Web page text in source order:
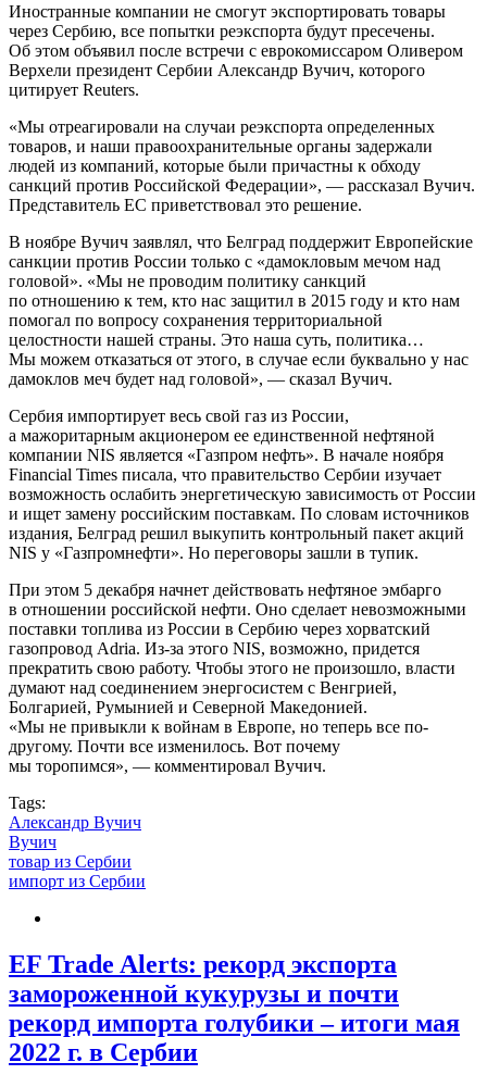
Иностранные компании не смогут экспортировать товары
через Сербию, все попытки реэкспорта будут пресечены.
Об этом объявил после встречи с еврокомиссаром Оливером
Верхели президент Сербии Александр Вучич, которого
цитирует Reuters.
«Мы отреагировали на случаи реэкспорта определенных
товаров, и наши правоохранительные органы задержали
людей из компаний, которые были причастны к обходу
санкций против Российской Федерации», — рассказал Вучич.
Представитель ЕС приветствовал это решение.
В ноябре Вучич заявлял, что Белград поддержит Европейские
санкции против России только с «дамокловым мечом над
головой». «Мы не проводим политику санкций
по отношению к тем, кто нас защитил в 2015 году и кто нам
помогал по вопросу сохранения территориальной
целостности нашей страны. Это наша суть, политика…
Мы можем отказаться от этого, в случае если буквально у нас
дамоклов меч будет над головой», — сказал Вучич.
Сербия импортирует весь свой газ из России,
а мажоритарным акционером ее единственной нефтяной
компании NIS является «Газпром нефть». В начале ноября
Financial Times писала, что правительство Сербии изучает
возможность ослабить энергетическую зависимость от России
и ищет замену российским поставкам. По словам источников
издания, Белград решил выкупить контрольный пакет акций
NIS у «Газпромнефти». Но переговоры зашли в тупик.
При этом 5 декабря начнет действовать нефтяное эмбарго
в отношении российской нефти. Оно сделает невозможными
поставки топлива из России в Сербию через хорватский
газопровод Adria. Из-за этого NIS, возможно, придется
прекратить свою работу. Чтобы этого не произошло, власти
думают над соединением энергосистем с Венгрией,
Болгарией, Румынией и Северной Македонией.
«Мы не привыкли к войнам в Европе, но теперь все по-
другому. Почти все изменилось. Вот почему
мы торопимся», — комментировал Вучич.
Tags:
Александр Вучич
Вучич
товар из Сербии
импорт из Сербии
EF Trade Alerts: рекорд экспорта
замороженной кукурузы и почти
рекорд импорта голубики – итоги мая
2022 г. в Сербии